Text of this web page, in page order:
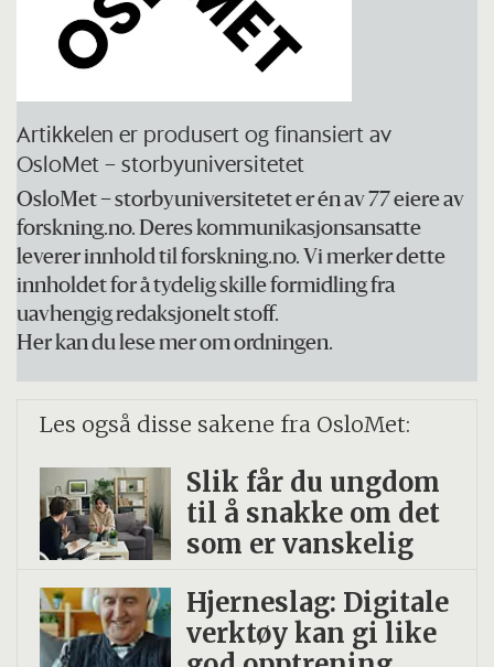
2. Leverandørsamarbeid innebærer en
den sosiale entreprenøren. Dette gir
økonomiske muligheter for
entreprenørene. Utfordringer er særlig
knyttet til manglende forståelser hos
entreprenørene av anskaffelses- og
tiltaksregelverkene som regulerer Navs
rolle og muligheter i slike samarbeid.
3. Sysselsettingssamarbeid innebærer at
jobbsøkere fra Nav og dermed spiller en
nøkkelrolle i inkluderingsarbeidet. Slikt
samarbeid vil kunne bidra til å gjøre
entreprenører økonomisk uavhengige av
Nav. Utfordringer er at det er tidkrevende å
Artikkelen er produsert og finansiert av
OsloMet – storbyuniversitetet
OsloMet – storbyuniversitetet er én av 77 eiere av
forskning.no. Deres kommunikasjonsansatte
leverer innhold til forskning.no. Vi merker dette
innholdet for å tydelig skille formidling fra
uavhengig redaksjonelt stoff.
Her kan du lese mer om ordningen.
Les også disse sakene fra OsloMet:
Slik får du ungdom
til å snakke om det
som er vanskelig
Hjerneslag: Digitale
verktøy kan gi like